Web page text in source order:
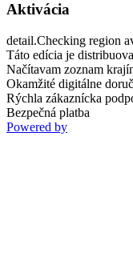
Aktivácia
detail.Checking region
Táto edícia je
Načítavam zoznam
Okamžité digitálne
Rýchla zákaznícka
Bezpečná platba
Powered by